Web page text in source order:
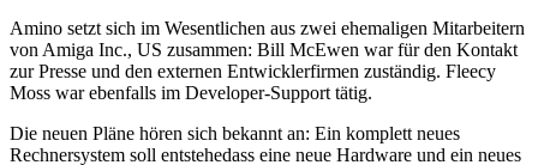
Amino setzt sich im Wesentlichen aus zwei ehemaligen Mitarbeitern
von Amiga Inc., US zusammen: Bill McEwen war für den Kontakt
zur Presse und den externen Entwicklerfirmen zuständig. Fleecy
Moss war ebenfalls im Developer-Support tätig.
Die neuen Pläne hören sich bekannt an: Ein komplett neues
Rechnersystem soll entstehedass eine neue Hardware und ein neues